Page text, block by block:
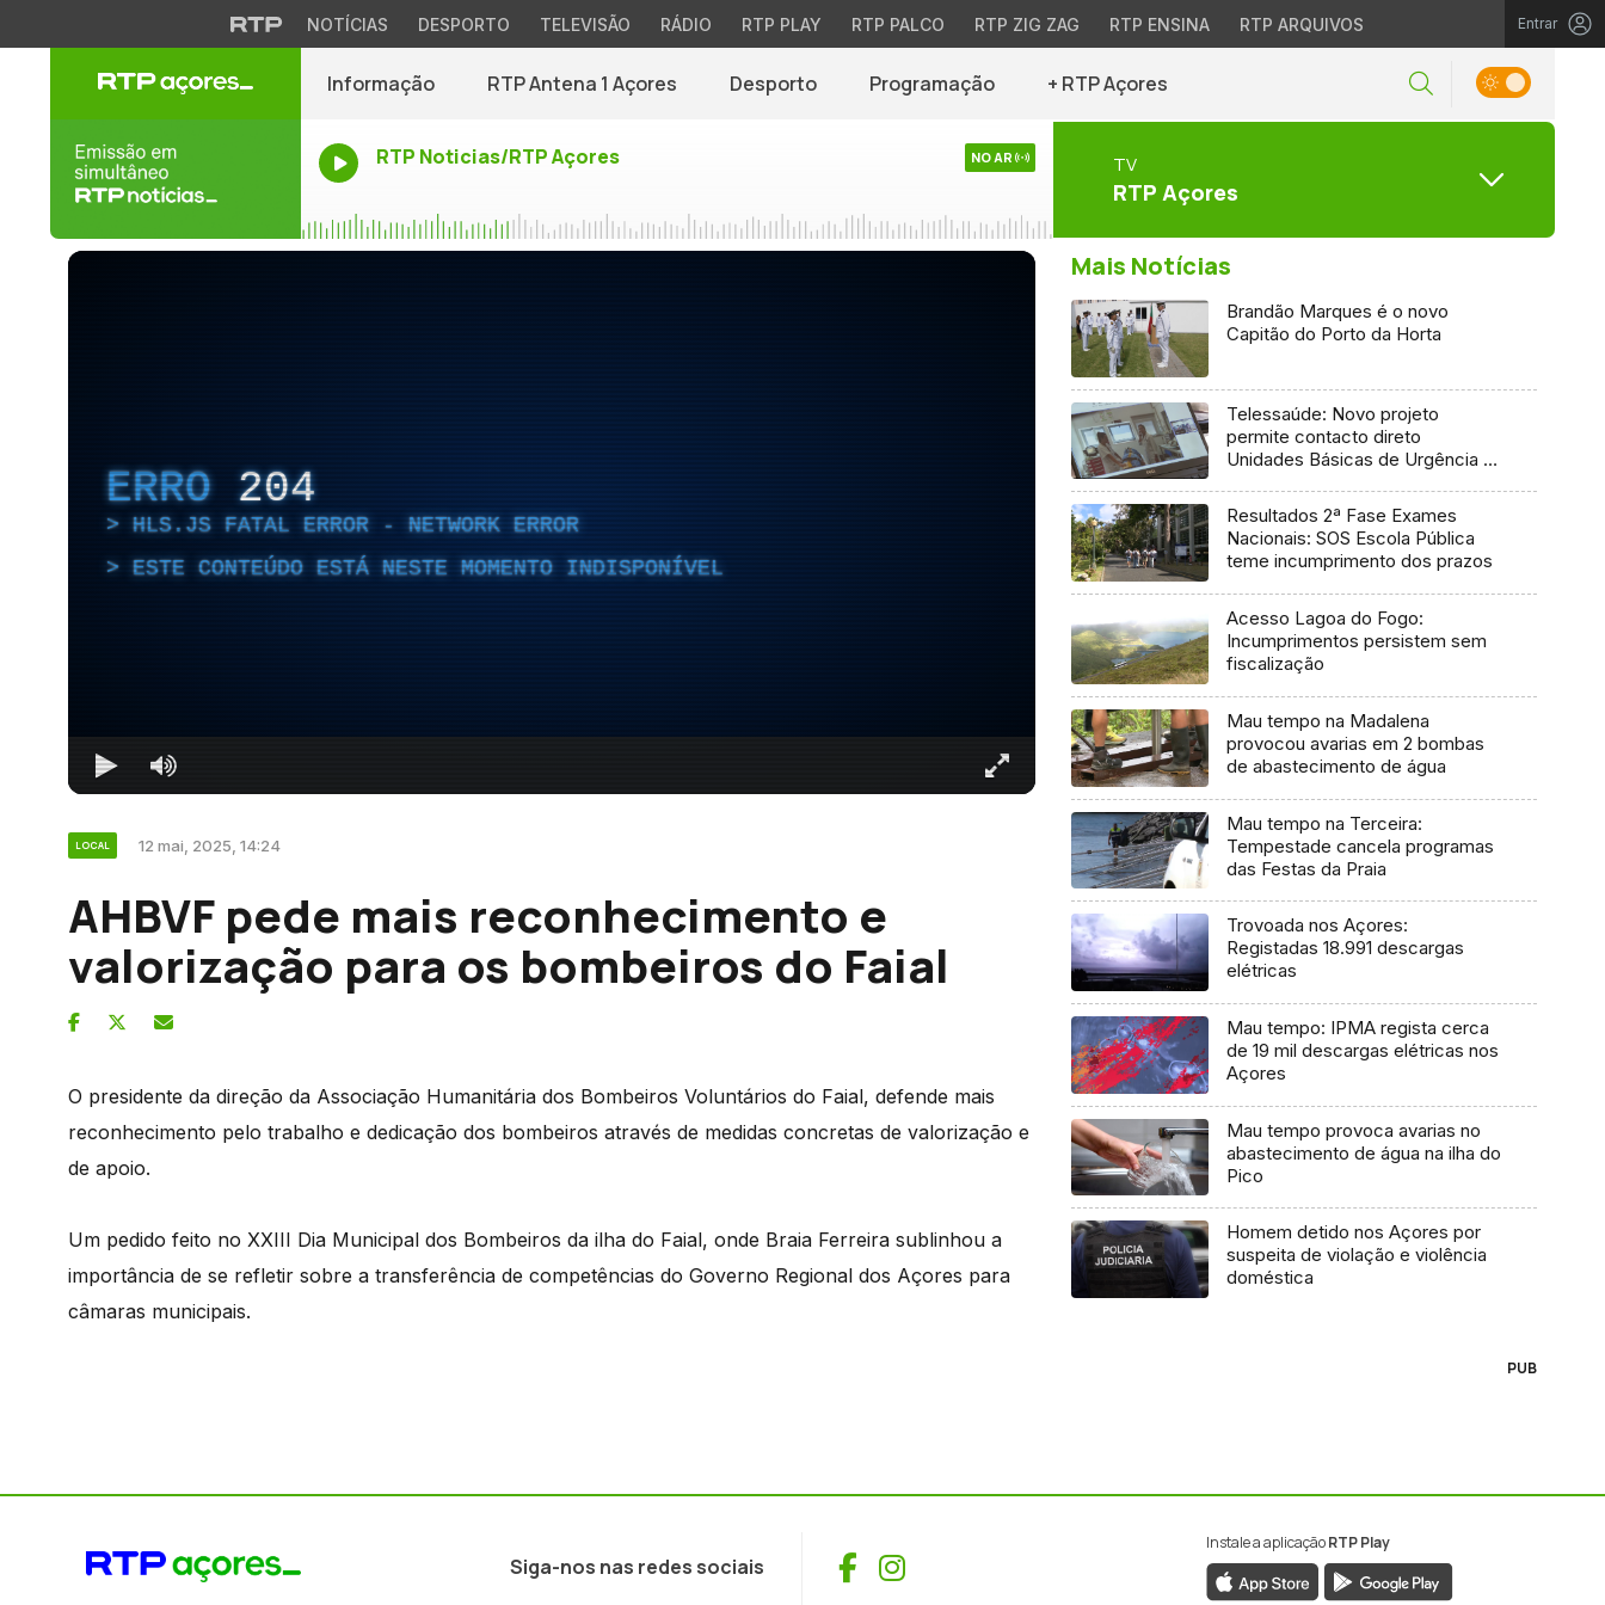
NOTÍCIAS DESPORTO TELEVISÃO RÁDIO RTP PLAY RTP PALCO RTP ZIG ZAG RTP ENSINA RTP ARQUIVOS Entrar
Informação RTP Antena 1 Açores Desporto Programação + RTP Açores
RTP Noticias/RTP Açores NO AR TV
RTP Açores
ERRO 204
HLS.JS FATAL ERROR - NETWORK ERROR
ESTE CONTEÚDO ESTÁ NESTE MOMENTO INDISPONÍVEL
LOCAL 12 mai, 2025, 14:24
AHBVF pede mais reconhecimento e
valorização para os bombeiros do Faial
O presidente da direção da Associação Humanitária dos Bombeiros Voluntários do Faial, defende mais
reconhecimento pelo trabalho e dedicação dos bombeiros através de medidas concretas de valorização e
de apoio.
Um pedido feito no XXIII Dia Municipal dos Bombeiros da ilha do Faial, onde Braia Ferreira sublinhou a
importância de se refletir sobre a transferência de competências do Governo Regional dos Açores para
câmaras municipais.
Mais Notícias
Brandão Marques é o novo
Capitão do Porto da Horta
Telessaúde: Novo projeto
permite contacto direto
Unidades Básicas de Urgência e
Resultados 2ª Fase Exames
Nacionais: SOS Escola Pública
teme incumprimento dos prazos
Acesso Lagoa do Fogo:
Incumprimentos persistem sem
fiscalização
Mau tempo na Madalena
provocou avarias em 2 bombas
de abastecimento de água
Mau tempo na Terceira:
Tempestade cancela programas
das Festas da Praia
Trovoada nos Açores:
Registadas 18.991 descargas
elétricas
Mau tempo: IPMA regista cerca
de 19 mil descargas elétricas nos
Açores
Mau tempo provoca avarias no
abastecimento de água na ilha do
Pico
Homem detido nos Açores por
suspeita de violação e violência
doméstica
PUB
Siga-nos nas redes sociais Facebook
Instagram
Instale a aplicaçãoRTP Play